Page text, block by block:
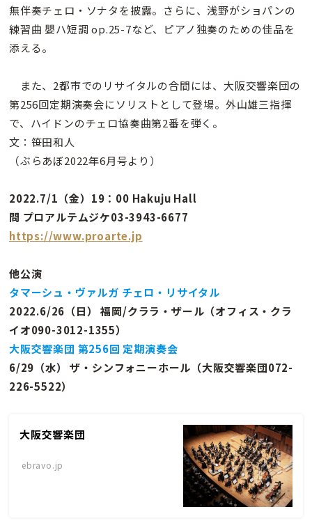
無伴奏チェロ・ソナタを披露。さらに、浅野がショパンの
練習曲 嬰ハ短調 op.25-7など、ピアノ独奏のための佳品を
添える。
また、2都市でのリサイタルの合間には、大阪交響楽団の
第256回定期演奏会にソリストとして登場。外山雄三指揮
で、ハイドンのチェロ協奏曲第2番を弾く。
文：笹田和人
（ぶらあぼ2022年6月号より）
2022.7/1（金）19：00 Hakuju Hall
問 プロアルテムジケ03-3943-6677
https://www.proarte.jp
他公演
タマーシュ・ヴァルガ チェロ・リサイタル
2022.6/26（日） 福岡/クララ・ザール（オフィス・クラ
イオ090-3012-1355）
大阪交響楽団 第256回 定期演奏会
6/29（水） ザ・シンフォニーホール（大阪交響楽団072-
226-5522）
大阪交響楽団
ebravo.jp